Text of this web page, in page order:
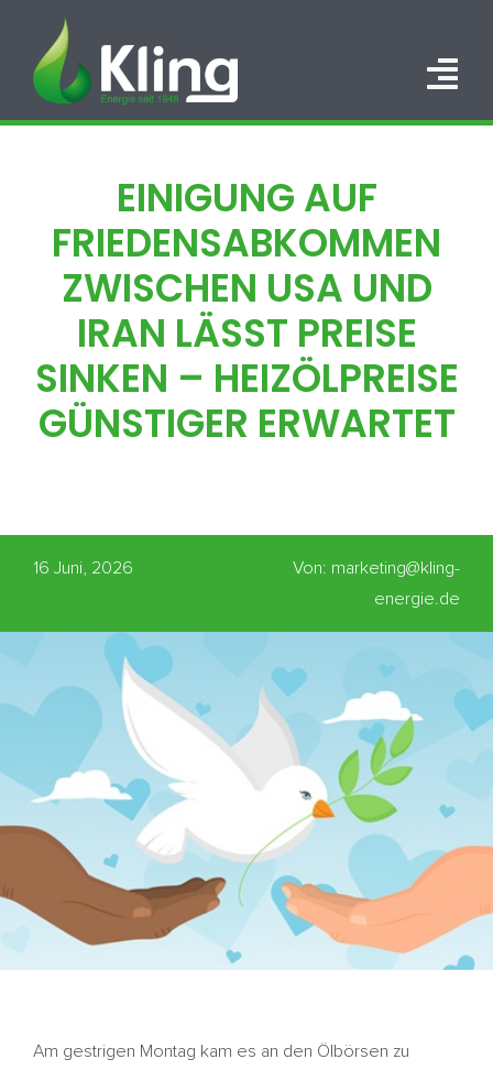
springen
ÜBER UNS
KARRIERE
KONTAKT
EINIGUNG AUF
FRIEDENSABKOMMEN
ZWISCHEN USA UND
IRAN LÄSST PREISE
SINKEN – HEIZÖLPREISE
GÜNSTIGER ERWARTET
16 Juni, 2026
Von: marketing@kling-
energie.de
Am gestrigen Montag kam es an den Ölbörsen zu